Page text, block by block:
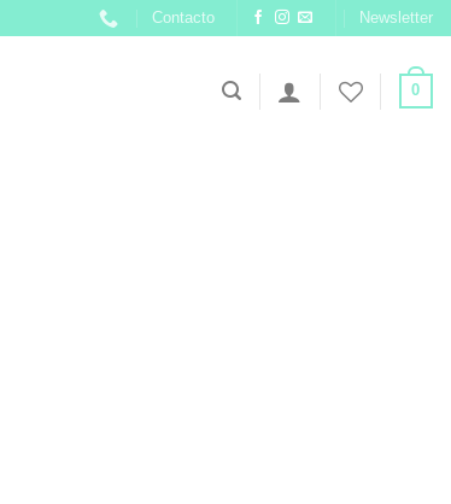
Contacto Newsletter
0